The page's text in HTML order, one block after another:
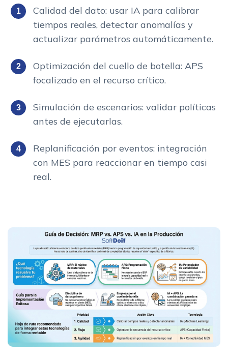
Calidad del dato: usar IA para calibrar
tiempos reales, detectar anomalías y
actualizar parámetros automáticamente.
Optimización del cuello de botella: APS
focalizado en el recurso crítico.
Simulación de escenarios: validar políticas
antes de ejecutarlas.
Replanificación por eventos: integración
con MES para reaccionar en tiempo casi
real.